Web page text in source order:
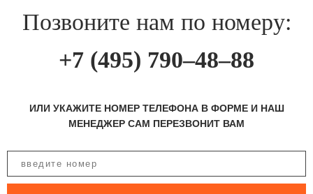
Позвоните нам по номеру:
+7 (495) 790–48–88
ИЛИ УКАЖИТЕ НОМЕР ТЕЛЕФОНА В ФОРМЕ И НАШ
МЕНЕДЖЕР САМ ПЕРЕЗВОНИТ ВАМ